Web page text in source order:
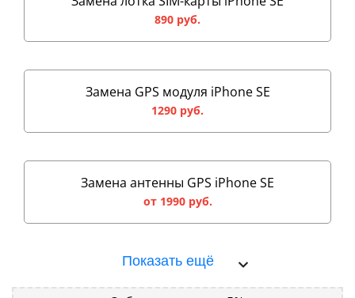
890 руб.
Замена GPS модуля iPhone SE
1290 руб.
Замена антенны GPS iPhone SE
от 1990 руб.
Показать ещё